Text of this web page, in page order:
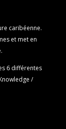
caribéenne.
et met en
6 différentes
/